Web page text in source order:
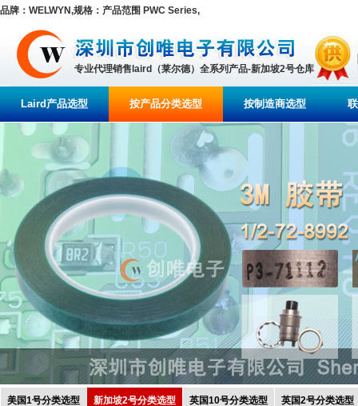
品牌：WELWYN,规格：产品范围 PWC Series,
专业代理销售laird（莱尔德）全系列产品-新加坡2号仓库
Laird产品选型 按产品分类选型 按制造商选型
美国1号分类选型 新加坡2号分类选型 英国10号分类选型 英国2号分类选型